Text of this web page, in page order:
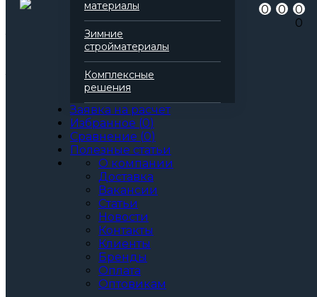
материалы
Зимние
стройматериалы
Комплексные
решения
Заявка на расчет
Избранное (0)
Сравнение (0)
Полезные статьи
О компании
Доставка
Вакансии
Статьи
Новости
Контакты
Клиенты
Бренды
Оплата
Оптовикам
0 0
0
0
для пожароизоляции
Теплопроводность 0,041 Вт/(м*К)
Паропроницаемость 0,3 мг/(м*К*Па)
Все характеристики